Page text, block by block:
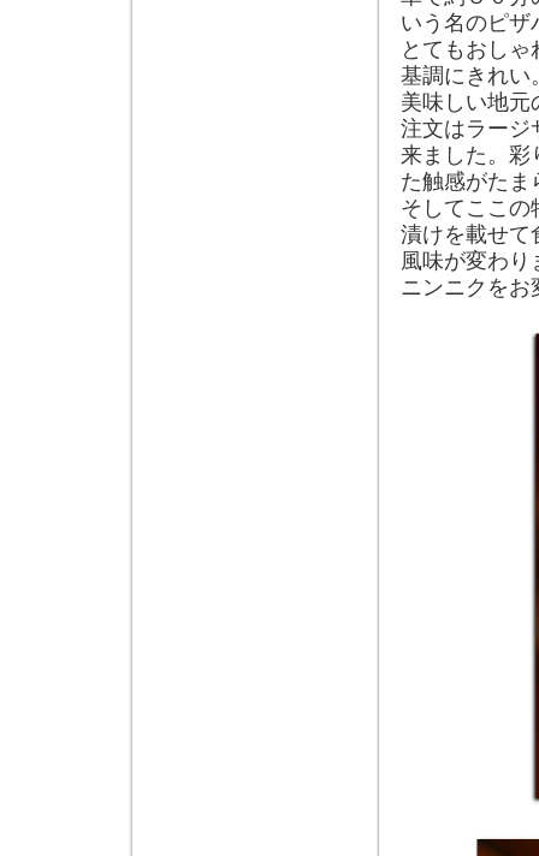
いう名のピザ
とてもおし
基調にきれい
美味しい地
注文はラージ
来ました。彩
た触感がたま
そしてここ
漬けを載せて
風味が変わ
ニンニクをお